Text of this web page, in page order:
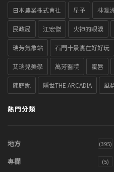
日本農業株式會社 星予 林瀛
民政局 江宏傑 火神的眼淚
瑞芳氣象站 石門十景實在好好玩
艾瑞兒美學 萬芳醫院 蜜唇
陳庭妮 隱世THE ARCADIA 風
熱門分類
地方 (395)
專欄 (5)